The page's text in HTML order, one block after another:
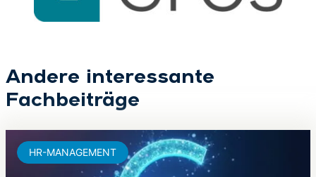
Andere interessante
Fachbeiträge
HR-MANAGEMENT